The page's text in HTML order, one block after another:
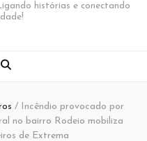
histórias e conectando
/
Incêndio provocado por
no bairro Rodeio mobiliza
de Extrema